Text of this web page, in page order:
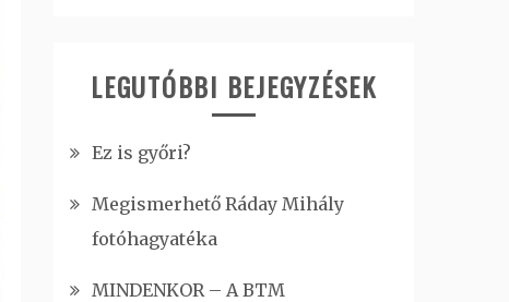
LEGUTÓBBI BEJEGYZÉSEK
Ez is győri?
Megismerhető Ráday Mihály
fotóhagyatéka
MINDENKOR – A BTM